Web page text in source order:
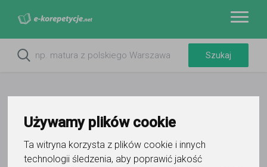
Używamy plików cookie
Ta witryna korzysta z plików cookie i innych
technologii śledzenia, aby poprawić jakość
Do ulubionych
Oznacz wystąpienie kontaktu